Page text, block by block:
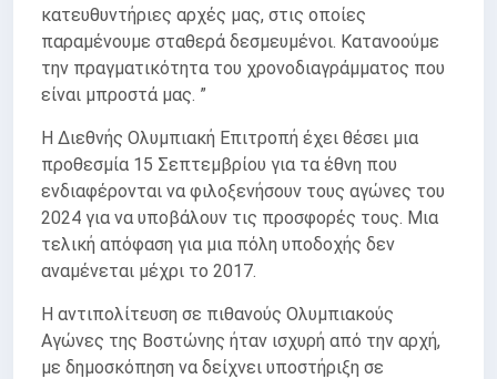
κατευθυντήριες αρχές μας, στις οποίες
παραμένουμε σταθερά δεσμευμένοι. Κατανοούμε
την πραγματικότητα του χρονοδιαγράμματος που
είναι μπροστά μας. ”
Η Διεθνής Ολυμπιακή Επιτροπή έχει θέσει μια
προθεσμία 15 Σεπτεμβρίου για τα έθνη που
ενδιαφέρονται να φιλοξενήσουν τους αγώνες του
2024 για να υποβάλουν τις προσφορές τους. Μια
τελική απόφαση για μια πόλη υποδοχής δεν
αναμένεται μέχρι το 2017.
Η αντιπολίτευση σε πιθανούς Ολυμπιακούς
Αγώνες της Βοστώνης ήταν ισχυρή από την αρχή,
με δημοσκόπηση να δείχνει υποστήριξη σε